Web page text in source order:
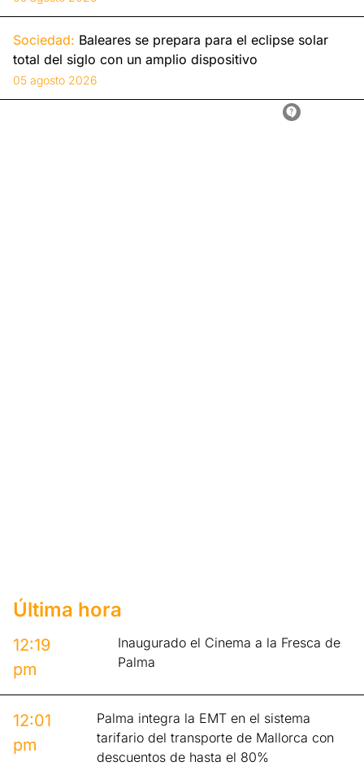
Sociedad: Baleares se prepara para el eclipse solar
total del siglo con un amplio dispositivo
05 agosto 2026
Última hora
12:19
pm
Inaugurado el Cinema a la Fresca de
Palma
12:01
pm
Palma integra la EMT en el sistema
tarifario del transporte de Mallorca con
descuentos de hasta el 80%